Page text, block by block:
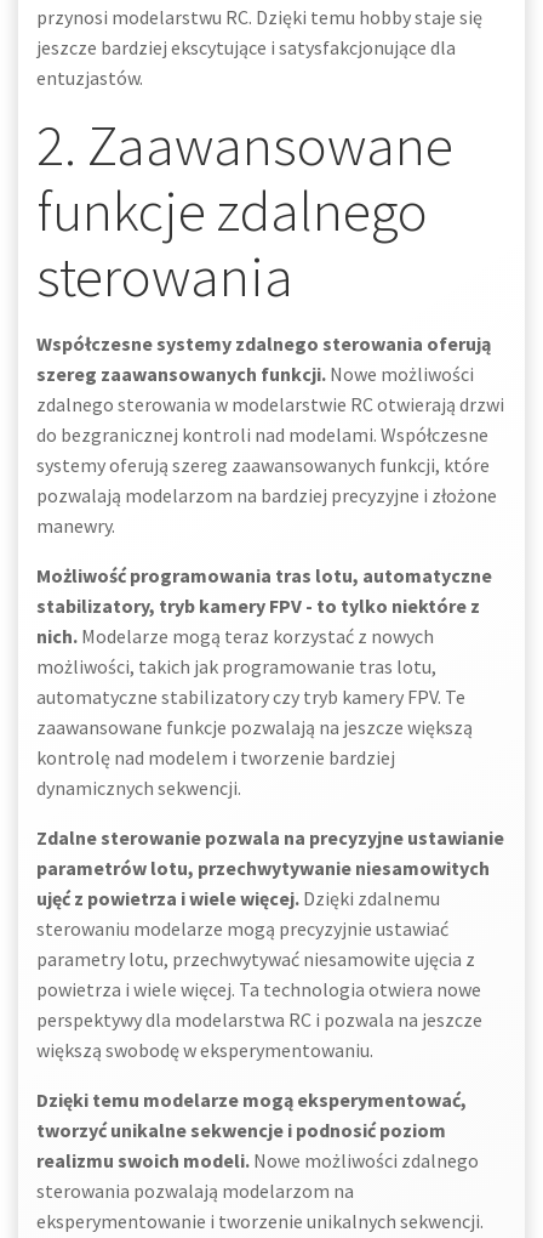
przynosi modelarstwu RC. Dzięki temu hobby staje się
jeszcze bardziej ekscytujące i satysfakcjonujące dla
entuzjastów.
2. Zaawansowane
funkcje zdalnego
sterowania
Współczesne systemy zdalnego sterowania oferują
szereg zaawansowanych funkcji. Nowe możliwości
zdalnego sterowania w modelarstwie RC otwierają drzwi
do bezgranicznej kontroli nad modelami. Współczesne
systemy oferują szereg zaawansowanych funkcji, które
pozwalają modelarzom na bardziej precyzyjne i złożone
manewry.
Możliwość programowania tras lotu, automatyczne
stabilizatory, tryb kamery FPV - to tylko niektóre z
nich. Modelarze mogą teraz korzystać z nowych
możliwości, takich jak programowanie tras lotu,
automatyczne stabilizatory czy tryb kamery FPV. Te
zaawansowane funkcje pozwalają na jeszcze większą
kontrolę nad modelem i tworzenie bardziej
dynamicznych sekwencji.
Zdalne sterowanie pozwala na precyzyjne ustawianie
parametrów lotu, przechwytywanie niesamowitych
ujęć z powietrza i wiele więcej. Dzięki zdalnemu
sterowaniu modelarze mogą precyzyjnie ustawiać
parametry lotu, przechwytywać niesamowite ujęcia z
powietrza i wiele więcej. Ta technologia otwiera nowe
perspektywy dla modelarstwa RC i pozwala na jeszcze
większą swobodę w eksperymentowaniu.
Dzięki temu modelarze mogą eksperymentować,
tworzyć unikalne sekwencje i podnosić poziom
realizmu swoich modeli. Nowe możliwości zdalnego
sterowania pozwalają modelarzom na
eksperymentowanie i tworzenie unikalnych sekwencji.